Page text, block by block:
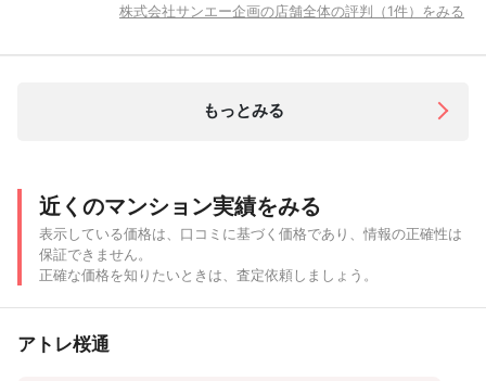
株式会社サンエー企画の店舗全体の評判（1件）をみる
もっとみる
近くのマンション実績をみる
表示している価格は、口コミに基づく価格であり、情報の正確性は
保証できません。
正確な価格を知りたいときは、査定依頼しましょう。
アトレ桜通